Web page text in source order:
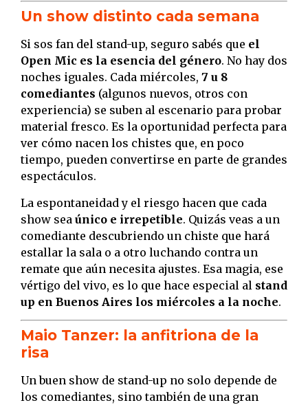
Un show distinto cada semana
Si sos fan del stand-up, seguro sabés que el
Open Mic es la esencia del género. No hay dos
noches iguales. Cada miércoles, 7 u 8
comediantes (algunos nuevos, otros con
experiencia) se suben al escenario para probar
material fresco. Es la oportunidad perfecta para
ver cómo nacen los chistes que, en poco
tiempo, pueden convertirse en parte de grandes
espectáculos.
La espontaneidad y el riesgo hacen que cada
show sea único e irrepetible. Quizás veas a un
comediante descubriendo un chiste que hará
estallar la sala o a otro luchando contra un
remate que aún necesita ajustes. Esa magia, ese
vértigo del vivo, es lo que hace especial al stand
up en Buenos Aires los miércoles a la noche.
Maio Tanzer: la anfitriona de la
risa
Un buen show de stand-up no solo depende de
los comediantes, sino también de una gran